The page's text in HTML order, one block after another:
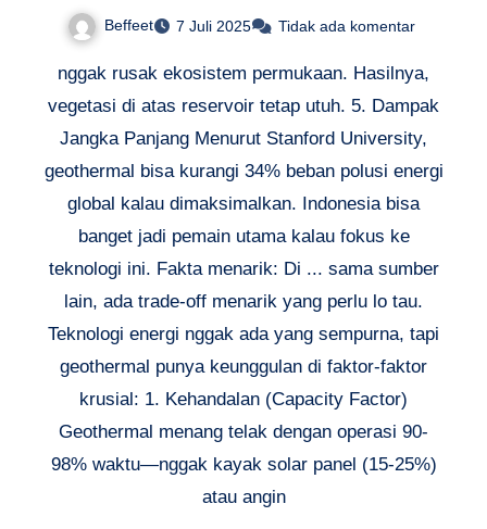
Beffeet 7 Juli 2025 Tidak ada komentar
nggak rusak ekosistem permukaan. Hasilnya,
vegetasi di atas reservoir tetap utuh. 5. Dampak
Jangka Panjang Menurut Stanford University,
geothermal bisa kurangi 34% beban polusi energi
global kalau dimaksimalkan. Indonesia bisa
banget jadi pemain utama kalau fokus ke
teknologi ini. Fakta menarik: Di ... sama sumber
lain, ada trade-off menarik yang perlu lo tau.
Teknologi energi nggak ada yang sempurna, tapi
geothermal punya keunggulan di faktor-faktor
krusial: 1. Kehandalan (Capacity Factor)
Geothermal menang telak dengan operasi 90-
98% waktu—nggak kayak solar panel (15-25%)
atau angin